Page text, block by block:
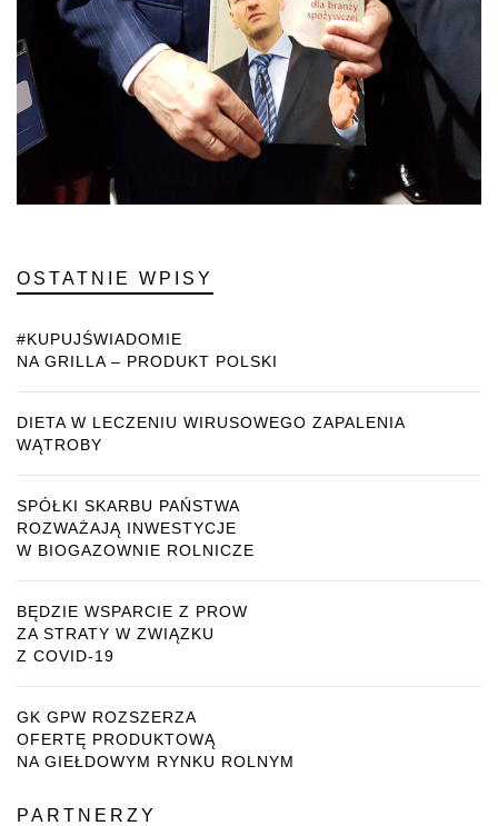
OSTATNIE WPISY
#KUPUJŚWIADOMIE
NA GRILLA – PRODUKT POLSKI
DIETA W LECZENIU WIRUSOWEGO ZAPALENIA
WĄTROBY
SPÓŁKI SKARBU PAŃSTWA
ROZWAŻAJĄ INWESTYCJE
W BIOGAZOWNIE ROLNICZE
BĘDZIE WSPARCIE Z PROW
ZA STRATY W ZWIĄZKU
Z COVID-19
GK GPW ROZSZERZA
OFERTĘ PRODUKTOWĄ
NA GIEŁDOWYM RYNKU ROLNYM
PARTNERZY